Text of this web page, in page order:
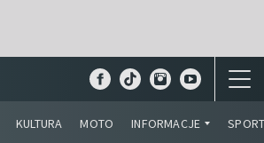
KULTURA MOTO INFORMACJE